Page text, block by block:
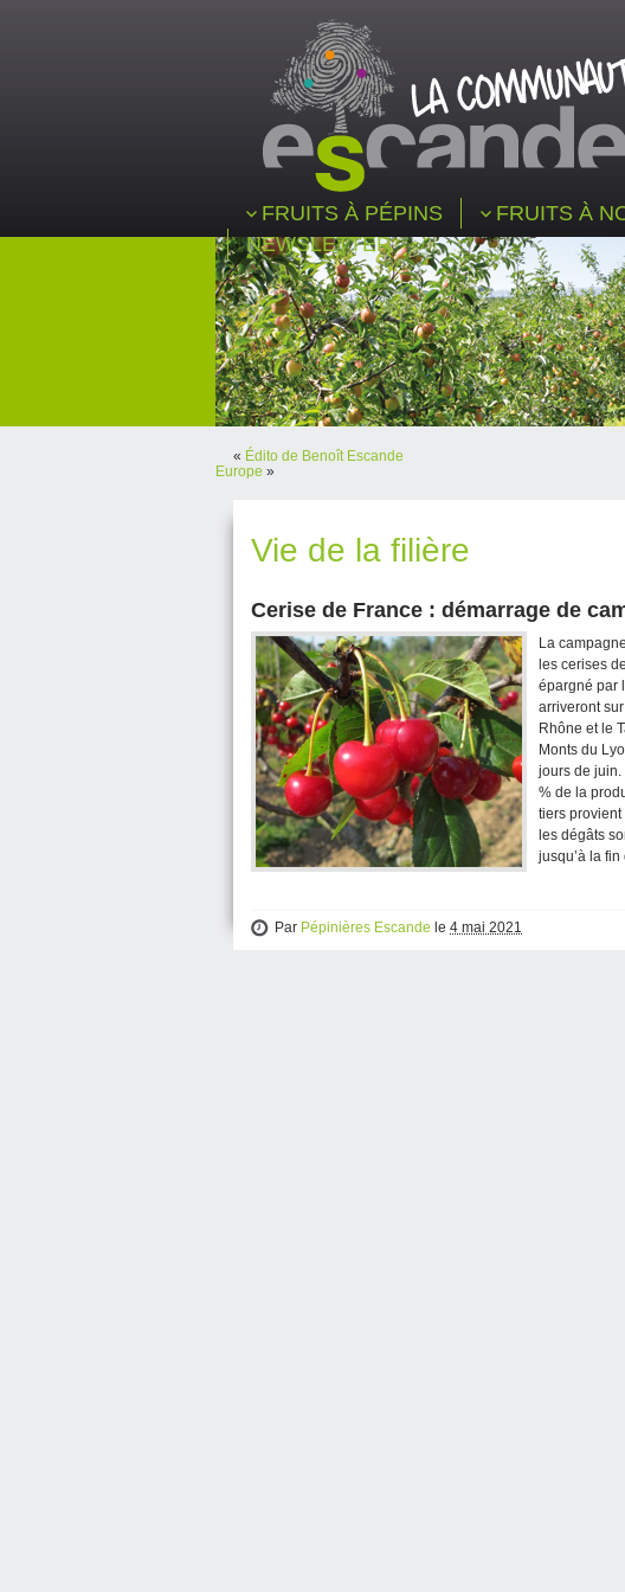
FRUITS À PÉPINS FRUITS À
NEWSLETTER
« Édito de Benoît Escande
Europe »
Vie de la filière
Cerise de France : démarrage de
La
les cerises
épargné par
arriveront
Rhône et le
Monts du
jours de juin.
% de la
tiers
les dégâts
jusqu’à la
Par Pépinières Escande le 4 mai 2021